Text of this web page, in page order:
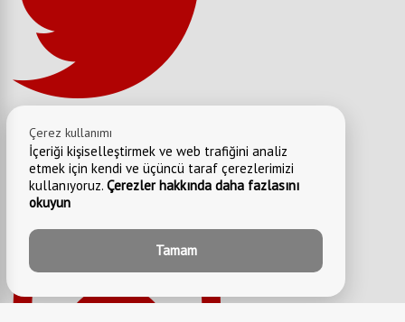
Çerez kullanımı
İçeriği kişiselleştirmek ve web trafiğini analiz
etmek için kendi ve üçüncü taraf çerezlerimizi
kullanıyoruz. Çerezler hakkında daha fazlasını
okuyun
Tamam